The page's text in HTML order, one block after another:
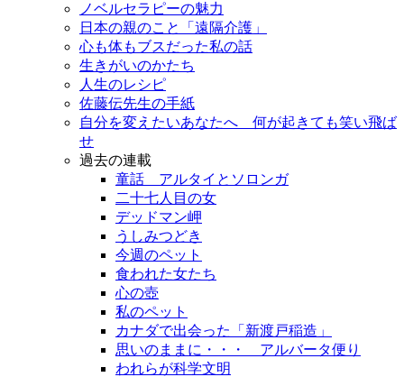
ノベルセラピーの魅力
日本の親のこと「遠隔介護」
心も体もブスだった私の話
生きがいのかたち
人生のレシピ
佐藤伝先生の手紙
自分を変えたいあなたへ 何が起きても笑い飛ば
せ
過去の連載
童話 アルタイとソロンガ
二十七人目の女
デッドマン岬
うしみつどき
今週のペット
食われた女たち
心の壺
私のペット
カナダで出会った「新渡戸稲造」
思いのままに・・・ アルバータ便り
われらが科学文明